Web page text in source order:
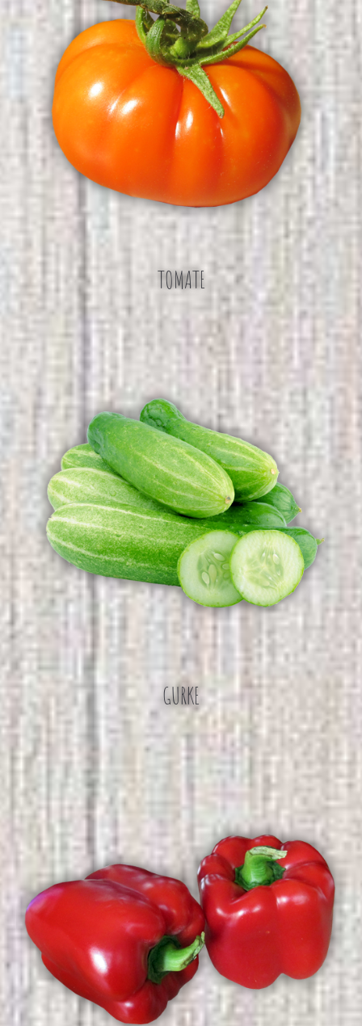
TOMATE
GURKE